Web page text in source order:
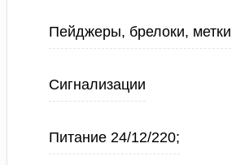
Пейджеры, брелоки, метки
Сигнализации
Питание 24/12/220;